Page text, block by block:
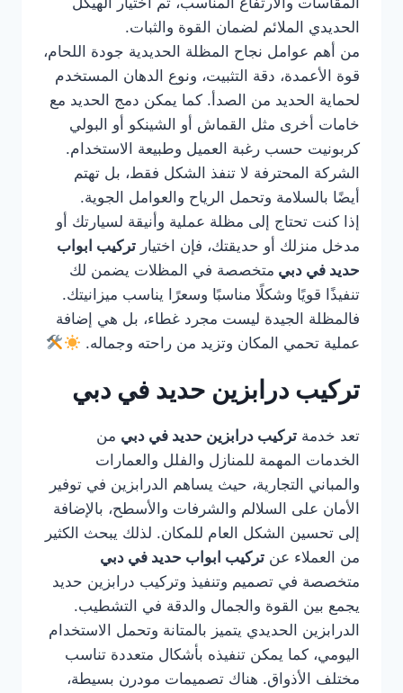
الحديدي الملائم لضمان القوة والثبات.
من أهم عوامل نجاح المظلة الحديدية جودة اللحام،
قوة الأعمدة، دقة التثبيت، ونوع الدهان المستخدم
لحماية الحديد من الصدأ. كما يمكن دمج الحديد مع
خامات أخرى مثل القماش أو الشينكو أو البولي
كربونيت حسب رغبة العميل وطبيعة الاستخدام.
الشركة المحترفة لا تنفذ الشكل فقط، بل تهتم
أيضًا بالسلامة وتحمل الرياح والعوامل الجوية.
إذا كنت تحتاج إلى مظلة عملية وأنيقة لسيارتك أو
مدخل منزلك أو حديقتك، فإن اختيار تركيب ابواب
حديد في دبي متخصصة في المظلات يضمن لك
تنفيذًا قويًا وشكلًا مناسبًا وسعرًا يناسب ميزانيتك.
فالمظلة الجيدة ليست مجرد غطاء، بل هي إضافة
عملية تحمي المكان وتزيد من راحته وجماله.
تركيب درابزين حديد في دبي
تعد خدمة تركيب درابزين حديد في دبي من
الخدمات المهمة للمنازل والفلل والعمارات
والمباني التجارية، حيث يساهم الدرابزين في توفير
الأمان على السلالم والشرفات والأسطح، بالإضافة
إلى تحسين الشكل العام للمكان. لذلك يبحث الكثير
من العملاء عن تركيب ابواب حديد في دبي
متخصصة في تصميم وتنفيذ وتركيب درابزين حديد
يجمع بين القوة والجمال والدقة في التشطيب.
الدرابزين الحديدي يتميز بالمتانة وتحمل الاستخدام
اليومي، كما يمكن تنفيذه بأشكال متعددة تناسب
مختلف الأذواق. هناك تصميمات مودرن بسيطة،